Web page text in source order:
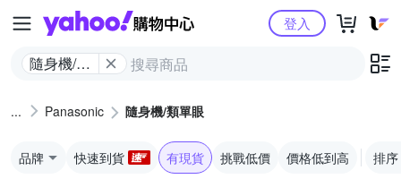
Yahoo購物中心
隨身機/類
登入
Panasonic 隨身機/類單眼
品牌 快速到貨 有現貨 挑戰低價 價格低到高 排序